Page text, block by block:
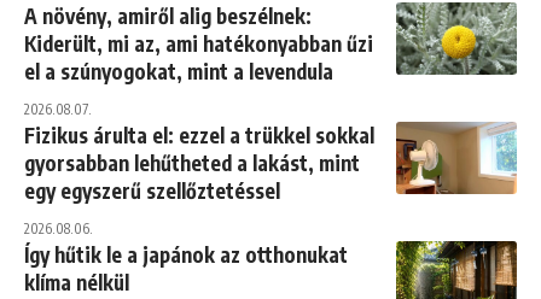
A növény, amiről alig beszélnek:
Kiderült, mi az, ami hatékonyabban űzi
el a szúnyogokat, mint a levendula
2026.08.07.
Fizikus árulta el: ezzel a trükkel sokkal
gyorsabban lehűtheted a lakást, mint
egy egyszerű szellőztetéssel
2026.08.06.
Így hűtik le a japánok az otthonukat
klíma nélkül